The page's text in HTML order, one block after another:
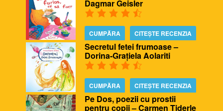
Dagmar Geisler
CUMPĂRA CITEȘTE RECENZIA
Secretul fetei frumoase –
Dorina-Grațiela Aolariti
CUMPĂRA CITEȘTE RECENZIA
Pe Dos, poezii cu prostii
pentru copii – Carmen Tiderle